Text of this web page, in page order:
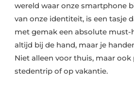
wereld waar onze smartphone
van onze identiteit, is een tasje
met gemak een absolute must-
altijd bij de hand, maar je
Niet alleen voor thuis, maar ook
stedentrip of op vakantie.